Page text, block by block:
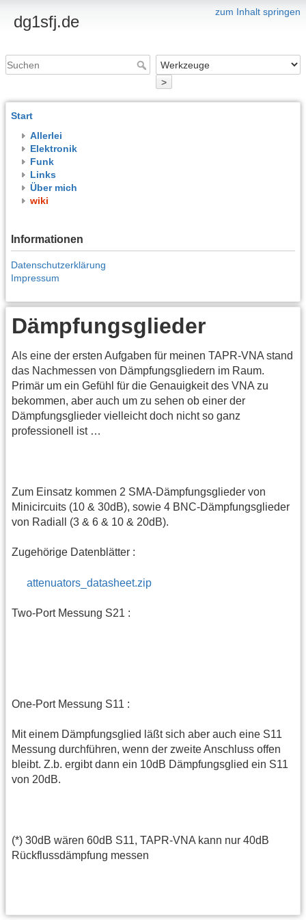
zum Inhalt springen
dg1sfj.de
>
Start
Allerlei
Elektronik
Funk
Links
Über mich
wiki
Informationen
Datenschutzerklärung
Impressum
Dämpfungsglieder
Als eine der ersten Aufgaben für meinen TAPR-VNA stand
das Nachmessen von Dämpfungsgliedern im Raum.
Primär um ein Gefühl für die Genauigkeit des VNA zu
bekommen, aber auch um zu sehen ob einer der
Dämpfungsglieder vielleicht doch nicht so ganz
professionell ist …
Zum Einsatz kommen 2 SMA-Dämpfungsglieder von
Minicircuits (10 & 30dB), sowie 4 BNC-Dämpfungsglieder
von Radiall (3 & 6 & 10 & 20dB).
Zugehörige Datenblätter :
attenuators_datasheet.zip
Two-Port Messung S21 :
One-Port Messung S11 :
Mit einem Dämpfungsglied läßt sich aber auch eine S11
Messung durchführen, wenn der zweite Anschluss offen
bleibt. Z.b. ergibt dann ein 10dB Dämpfungsglied ein S11
von 20dB.
(*) 30dB wären 60dB S11, TAPR-VNA kann nur 40dB
Rückflussdämpfung messen